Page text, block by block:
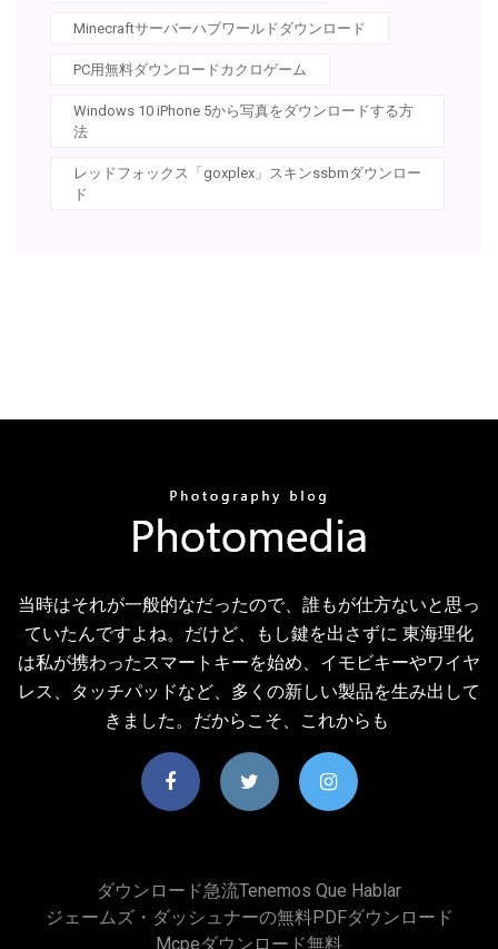
Minecraftサーバーハブワールドダウンロード
PC用無料ダウンロードカクロゲーム
Windows 10 iPhone 5から写真をダウンロードする方
法
レッドフォックス「goxplex」スキンssbmダウンロー
ド
当時はそれが一般的なだったので、誰もが仕方ないと思っ
ていたんですよね。だけど、もし鍵を出さずに 東海理化
は私が携わったスマートキーを始め、イモビキーやワイヤ
レス、タッチパッドなど、多くの新しい製品を生み出して
きました。だからこそ、これからも
ダウンロード急流tenemos Que Hablar
ジェームズ・ダッシュナーの無料PDFダウンロード
Mcpeダウンロード無料